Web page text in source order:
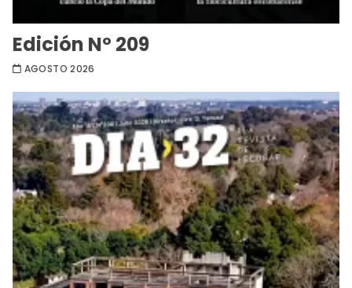
Edición Nº 209
AGOSTO 2026